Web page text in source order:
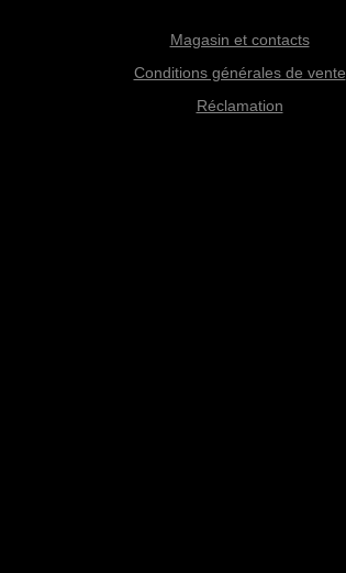
Magasin et contacts
Conditions générales de vente
Réclamation